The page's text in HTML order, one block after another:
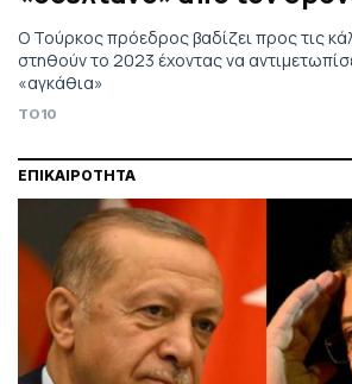
Ο Τούρκος πρόεδρος βαδίζει προς τις
στηθούν το 2023 έχοντας να
«αγκάθια»
TO10
ΕΠΙΚΑΙΡΟΤΗΤΑ